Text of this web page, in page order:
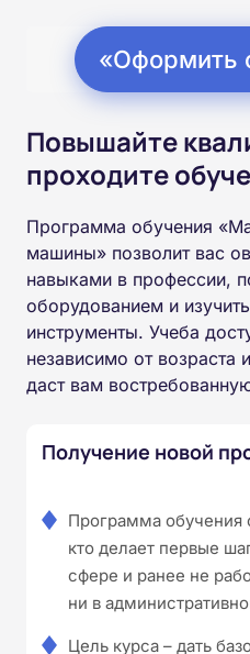
«Оформить
Повышайте
проходите
Программа обучения
машины» позволит вас
навыками в профессии,
оборудованием и
инструменты. Учеба
независимо от возраста
даст вам
Получение новой
Программа обучения
кто делает первые
сфере и ранее не
ни в
Цель курса – дать